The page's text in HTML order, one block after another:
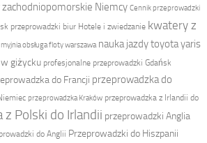
zachodniopomorskie Niemcy Cennik przeprowadzki
przeprowadzki biur Hotele i zwiedzanie kwatery z
myjnia obsługa floty warszawa nauka jazdy toyota yaris
giżycku profesjonalne przeprowadzki Gdańsk
do Francji przeprowadzka do
przeprowadzka Kraków przeprowadzka z Irlandii do
Polski do Irlandii przeprowadzki Anglia
do Anglii Przeprowadzki do Hiszpanii